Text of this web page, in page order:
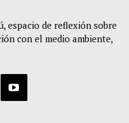
espacio de reflexión sobre
con el medio ambiente,